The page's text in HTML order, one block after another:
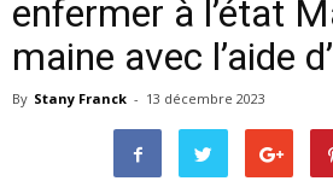
en­fer­mer à l’état
maine avec l’aide
By Stany Franck - 13 décembre 2023